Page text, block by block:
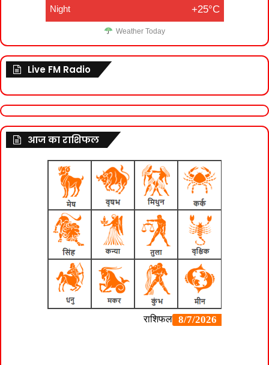
Night +25°C
Weather Today
Live FM Radio
आज का राशिफल